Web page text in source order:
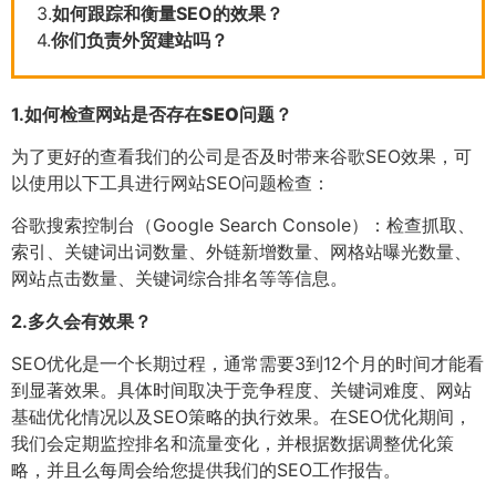
3.如何跟踪和衡量SEO的效果？
4.你们负责外贸建站吗？
1.如何检查网站是否存在SEO问题？
为了更好的查看我们的公司是否及时带来谷歌SEO效果，可
以使用以下工具进行网站SEO问题检查：
谷歌搜索控制台（Google Search Console）：检查抓取、
索引、关键词出词数量、外链新增数量、网格站曝光数量、
网站点击数量、关键词综合排名等等信息。
2.多久会有效果？
SEO优化是一个长期过程，通常需要3到12个月的时间才能看
到显著效果。具体时间取决于竞争程度、关键词难度、网站
基础优化情况以及SEO策略的执行效果。在SEO优化期间，
我们会定期监控排名和流量变化，并根据数据调整优化策
略，并且么每周会给您提供我们的SEO工作报告。